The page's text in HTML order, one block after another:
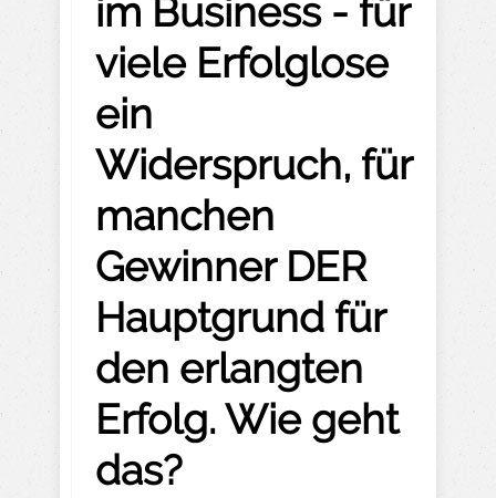
im Business - für
viele Erfolglose
ein
Widerspruch, für
manchen
Gewinner DER
Hauptgrund für
den erlangten
Erfolg. Wie geht
das?